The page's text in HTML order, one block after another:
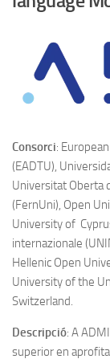
Consorci:
(EADTU),
Universitat Oberta
(FernUni), Open
University of
internazionale
Hellenic Open
University of the
Switzerland.
Descripció: A
superior en